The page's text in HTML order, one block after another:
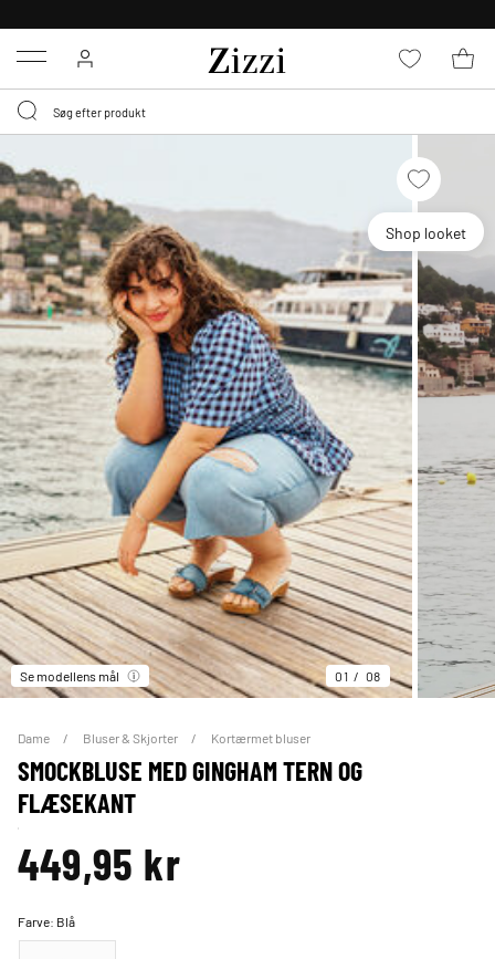
Menu
Shop looket
Se modellens mål 01 08
Dame Bluser & Skjorter Kortærmet bluser
SMOCKBLUSE MED GINGHAM TERN OG
FLÆSEKANT
449,95 kr
Farve: Blå